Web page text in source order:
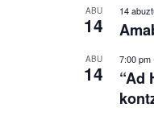
ABU
14
14
ABU
14
7:00 pm
“Ad